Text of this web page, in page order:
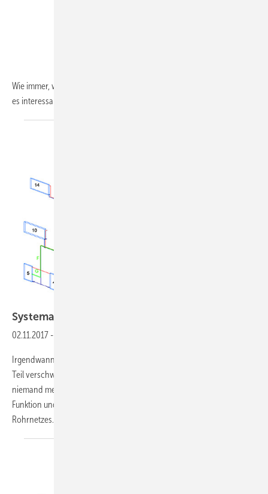
Wie immer, wenn im SBZ Monteur solch eine Frage gestellt wird, gibt
es interessante...
Systematisches
02.11.2017 -
Irgendwann in der Bauphase sind die Heizungsrohre zu einem großen
Teil verschwunden in Schlitzen und hinter Verkleidungen. Dann sieht
niemand mehr die gut geplante Arbeit. Aber man bemerkt noch die
Funktion und schlimmstenfalls eben die Fehlfunktion des
Rohrnetzes...